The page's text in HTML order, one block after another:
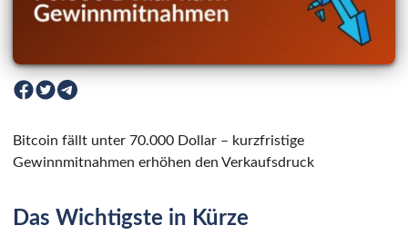
Bitcoin fällt unter 70.000 Dollar – kurzfristige
Gewinnmitnahmen erhöhen den Verkaufsdruck
Das Wichtigste in Kürze